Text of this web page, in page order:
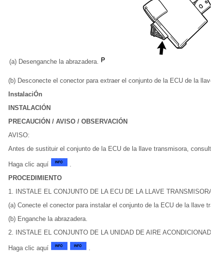
(a) Desenganche la abrazadera.
(b) Desconecte el conector para extraer el conjunto de la ECU de la llave
InstalaciÓn
INSTALACIÓN
PRECAUCIÓN / AVISO / OBSERVACIÓN
AVISO:
Antes de sustituir el conjunto de la ECU de la llave transmisora, consulte
Haga clic aquí
.
PROCEDIMIENTO
1. INSTALE EL CONJUNTO DE LA ECU DE LA LLAVE TRANSMISORA
(a) Conecte el conector para instalar el conjunto de la ECU de la llave
(b) Enganche la abrazadera.
2. INSTALE EL CONJUNTO DE LA UNIDAD DE AIRE ACONDICIONADO
Haga clic aquí .